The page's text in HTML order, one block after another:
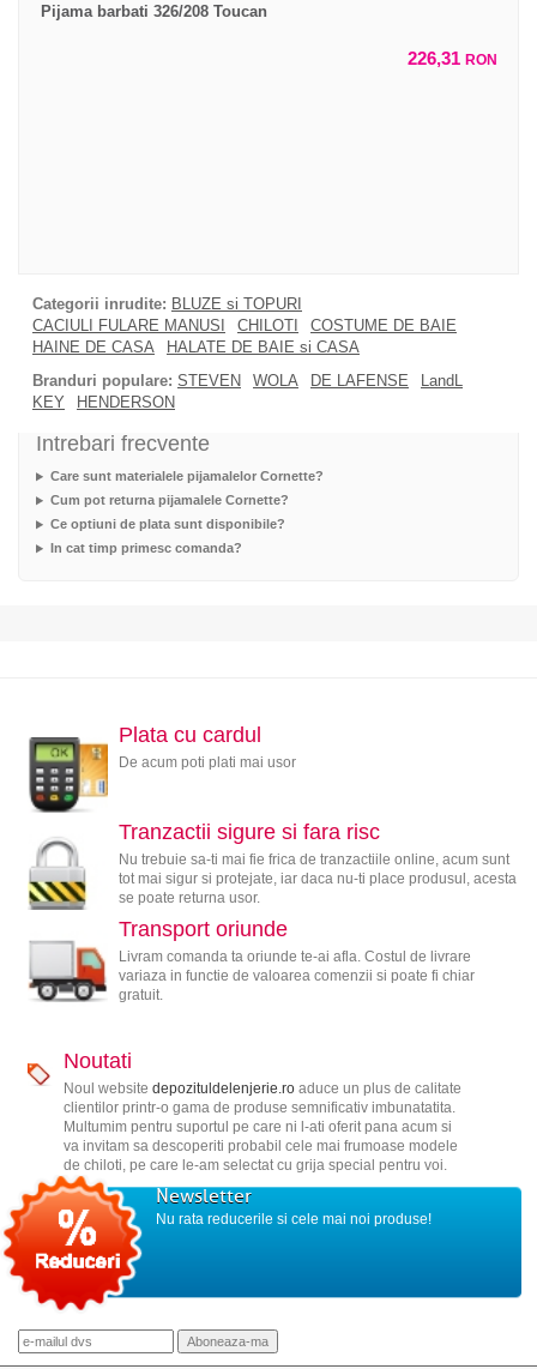
Pijama barbati 326/208 Toucan
226,31 RON
Categorii inrudite: BLUZE si TOPURI
CACIULI FULARE MANUSI
CHILOTI
COSTUME DE BAIE
HAINE DE CASA
HALATE DE BAIE si CASA
Branduri populare: STEVEN WOLA DE LAFENSE
LandL
KEY
HENDERSON
Intrebari frecvente
Care sunt materialele pijamalelor Cornette?
Cum pot returna pijamalele Cornette?
Ce optiuni de plata sunt disponibile?
In cat timp primesc comanda?
Plata cu cardul
De acum poti plati mai usor
Tranzactii sigure si fara risc
Nu trebuie sa-ti mai fie frica de tranzactiile online, acum sunt
tot mai sigur si protejate, iar daca nu-ti place produsul, acesta
se poate returna usor.
Transport oriunde
Livram comanda ta oriunde te-ai afla. Costul de livrare
variaza in functie de valoarea comenzii si poate fi chiar
gratuit.
Noutati
Noul website depozituldelenjerie.roaduce un plus de calitate
clientilor printr-o gama de produse semnificativ imbunatatita.
Multumim pentru suportul pe care ni l-ati oferit pana acum si
va invitam sa descoperiti probabil cele mai frumoase modele
de chiloti, pe care le-am selectat cu grija special pentru voi.
Newsletter
Nu rata reducerile si cele mai noi produse!